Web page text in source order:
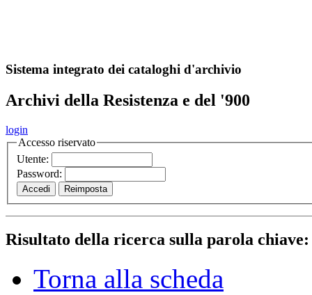
Sistema integrato dei cataloghi d'archivio
Archivi della Resistenza e del '900
login
Accesso riservato
Utente:
Password:
Risultato della ricerca sulla parola
Torna alla scheda